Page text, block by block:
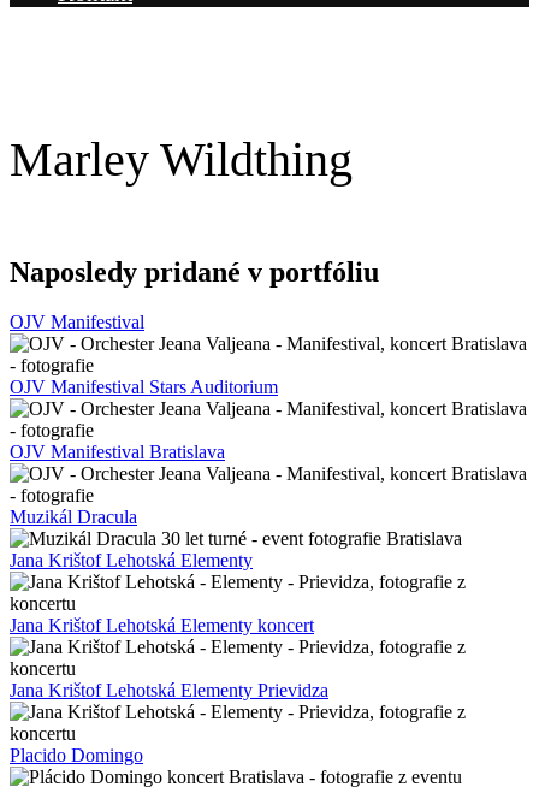
Marley Wildthing
Naposledy pridané v portfóliu
OJV Manifestival
OJV Manifestival Stars Auditorium
OJV Manifestival Bratislava
Muzikál Dracula
Jana Krištof Lehotská Elementy
Jana Krištof Lehotská Elementy koncert
Jana Krištof Lehotská Elementy Prievidza
Placido Domingo